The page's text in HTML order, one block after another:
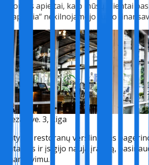
Istorijos apie tai, kaip mūsų klientai
„Capitalia“ nekilnojamojo turto
Meza Ave. 3, Riga
Patyręs restoranų verslininkas
patalpas ir įsigijo naują įrangą,
finansavimu.